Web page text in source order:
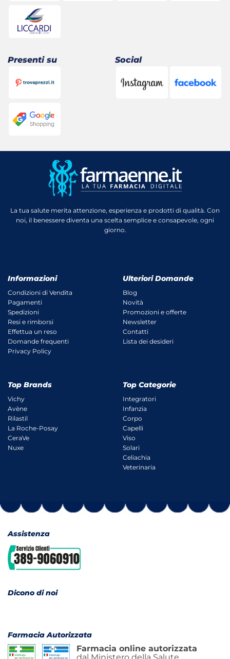
Presenti su Social
La tua salute merita attenzione, esperienza e prodotti di qualità. Con
noi, il benessere diventa una scelta semplice e consapevole, ogni
giorno.
Informazioni
Condizioni di Vendita
Pagamenti
Spedizioni
Resi e rimborsi
Effettua un reso
Domande frequenti
Privacy Policy
Ulteriori Domande
Blog
Novità
Promozioni e offerte
Newsletter
Contatti
Lista dei desideri
Top Brands
Vichy
Avène
Rilastil
La Roche-Posay
CeraVe
Nuxe
Top Categorie
Integratori
Infanzia
Corpo
Capelli
Viso
Solari
Celiachia
Veterinaria
Assistenza
Dicono di noi
Farmacia Autorizzata
Farmacia online autorizzata
dal Ministero della Salute